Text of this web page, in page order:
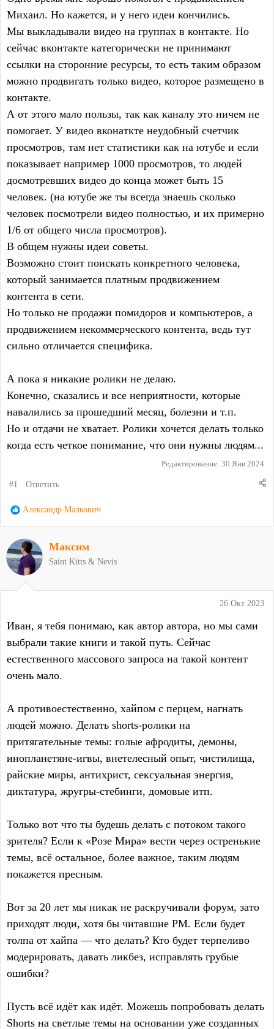
Михаил. Но кажется, и у него идеи кончились.
Мы выкладывали видео на группах в контакте. Но
сейчас вконтакте категорически не принимают
ссылки на сторонние ресурсы, то есть таким образом
можно продвигать только видео, которое размещено в
контакте.
А от этого мало пользы, так как каналу это ничем не
помогает. У видео вконаткте неудобный счетчик
просмотров, там нет статистики как на ютубе и если
показывает например 1000 просмотров, то людей
досмотревших видео до конца может быть 15
человек. (на ютубе же ты всегда знаешь сколько
человек посмотрели видео полностью, и их примерно
1/6 от общего числа просмотров).
В общем нужны идеи советы.
Возможно стоит поискать конкретного человека,
который занимается платным продвижением
контента в сети.
Но только не продажи помидоров и компьютеров, а
продвижением некоммерческого контента, ведь тут
сильно отличается специфика.
А пока я никакие ролики не делаю.
Конечно, сказались и все неприятности, которые
навалились за прошедший месяц, болезни и т.п.
Но и отдачи не хватает. Ролики хочется делать только
когда есть четкое понимание, что они нужны людям...
Редактирование: 30 Янв 2024
#1 Ответить
Р
к
ц
и
Александр Малкович
26 Окт 2023
Иван, я тебя понимаю, как автор автора, но мы сами
выбрали такие книги и такой путь. Сейчас
естественного массового запроса на такой контент
очень мало.
А противоестественно, хайпом с перцем, нагнать
людей можно. Делать shorts-ролики на
притягательные темы: голые афродиты, демоны,
инопланетяне-игвы, внетелесный опыт, чистилища,
райские миры, антихрист, сексуальная энергия,
диктатура, жругры-стебинги, домовые итп.
Только вот что ты будешь делать с потоком такого
зрителя? Если к «Розе Мира» вести через остренькие
темы, всё остальное, более важное, таким людям
покажется пресным.
Вот за 20 лет мы никак не раскручивали форум, зато
приходят люди, хотя бы читавшие РМ. Если будет
толпа от хайпа — что делать? Кто будет терпеливо
модерировать, давать ликбез, исправлять грубые
ошибки?
Пусть всё идёт как идёт. Можешь попробовать делать
Shorts на светлые темы на основании уже созданных
Максим
Saint Kitts & Nevis